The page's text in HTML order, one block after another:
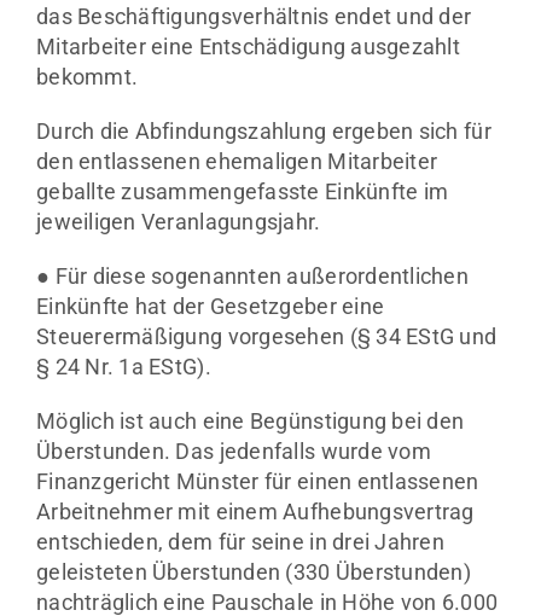
das Beschäftigungsverhältnis endet und der
Mitarbeiter eine Entschädigung ausgezahlt
bekommt.
Durch die Abfindungszahlung ergeben sich für
den entlassenen ehemaligen Mitarbeiter
geballte zusammengefasste Einkünfte im
jeweiligen Veranlagungsjahr.
● Für diese sogenannten außerordentlichen
Einkünfte hat der Gesetzgeber eine
Steuerermäßigung vorgesehen (§ 34 EStG und
§ 24 Nr. 1a EStG).
Möglich ist auch eine Begünstigung bei den
Überstunden. Das jedenfalls wurde vom
Finanzgericht Münster für einen entlassenen
Arbeitnehmer mit einem Aufhebungsvertrag
entschieden, dem für seine in drei Jahren
geleisteten Überstunden (330 Überstunden)
nachträglich eine Pauschale in Höhe von 6.000